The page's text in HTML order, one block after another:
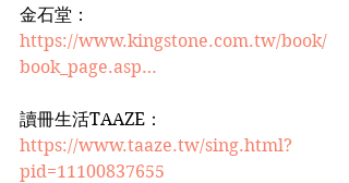
金石堂：
https://www.kingstone.com.tw/book/
book_page.asp…
讀冊生活TAAZE：
https://www.taaze.tw/sing.html?
pid=11100837655